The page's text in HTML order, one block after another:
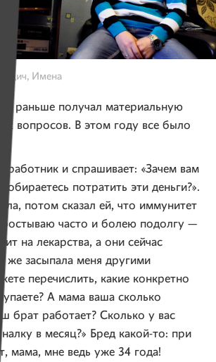
Имена
раньше получал материальную
вопросов. В этом году все было
и спрашивает: «Зачем вам
потратить эти деньги?».
потом сказал ей, что иммунитет
часто и болею подолгу —
на лекарства, а они сейчас
же засыпала меня другими
перечислить, какие конкретно
А мама ваша сколько
брат работает? Сколько у вас
в месяц?» Бред какой-то: при
мама, мне ведь уже 34 года!